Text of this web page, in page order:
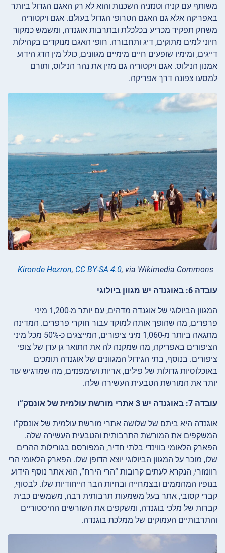
משותף עם קניה וטנזניה השכנות והוא לא רק האגם הגדול ביותר
באפריקה אלא גם האגם הטרופי הגדול בעולם. אגם ויקטוריה
משחק תפקיד מכריע בכלכלת ובתרבות אוגנדה, ומשמש כמקור
חיוני למים מתוקים, דיג ותחבורה. חופי האגם מנוקדים בקהילות
דייגים, ומימיו שופעים חיים מימיים מגוונים, כולל מין הדג הידוע
אמנון הנילוס. אגם ויקטוריה גם מזין את נהר הנילוס, ותורם
למסעו צפונה דרך אפריקה.
Kironde Hezron, CC BY-SA 4.0, via Wikimedia Commons
עובדה 6: באוגנדה יש מגוון ביולוגי
המגוון הביולוגי של אוגנדה מדהים, עם יותר מ-1,200 מיני
פרפרים, מה שהופך אותה למוקד עבור חוקרי פרפרים. המדינה
מתגאה ביותר מ-1,060 מיני ציפורים, המייצגים כ-50% מכל מיני
הציפורים באפריקה, מה שמקנה לה את התואר גן עדן של צופי
ציפורים. בנוסף, בתי הגידול המגוונים של אוגנדה תומכים
באוכלוסיות גדולות של פילים, אריות ושימפנזים, מה שמדגיש עוד
יותר את המורשת הטבעית העשירה שלה.
עובדה 7: באוגנדה יש 3 אתרי מורשת עולמית של אונסק”ו
אוגנדה היא ביתם של שלושה אתרי מורשת עולמית של אונסק”ו
המשקפים את המורשת התרבותית והטבעית העשירה שלה.
הפארק הלאומי בווינדי בלתי חדיר, המפורסם בגורילות ההרים
שלו, מוכר על המגוון הביולוגי יוצא הדופן שלו. הפארק הלאומי הרי
רוונזורי, הנקרא לעתים קרובות “הרי הירח”, הוא אתר נוסף הידוע
בנופיו המהממים ובצמחייה ובחיות הבר הייחודיות שלו. לבסוף,
קברי קסובי, אתר בעל משמעות תרבותית רבה, משמשים כבית
קברות של מלכי בוגנדה, ומשקפים את השורשים ההיסטוריים
והתרבותיים העמוקים של ממלכת בוגנדה.